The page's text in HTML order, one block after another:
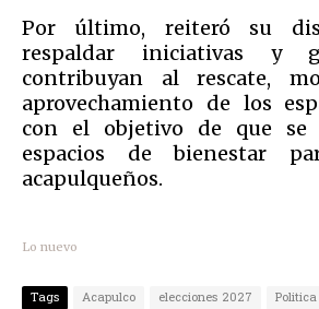
Por último, reiteró su
respaldar iniciativas y
contribuyan al rescate,
aprovechamiento de los
con el objetivo de que se
espacios de bienestar
acapulqueños.
Lo nuevo
Tags Acapulco elecciones 2027 Politica